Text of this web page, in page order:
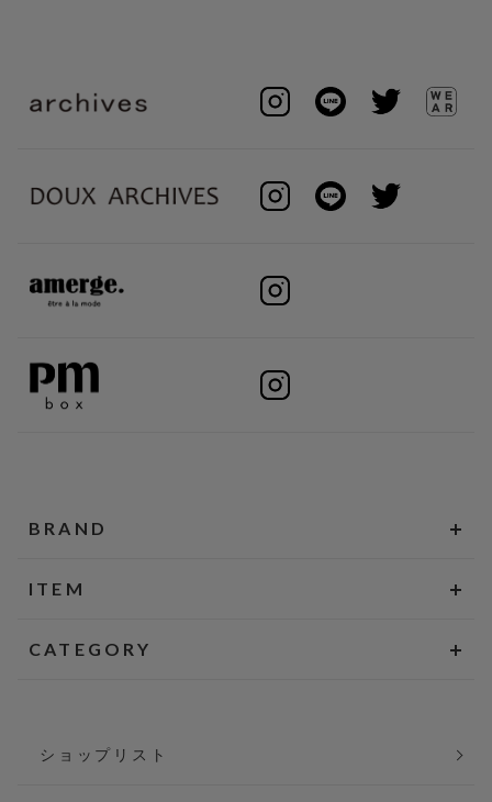
BRAND
ITEM
CATEGORY
ショップリスト